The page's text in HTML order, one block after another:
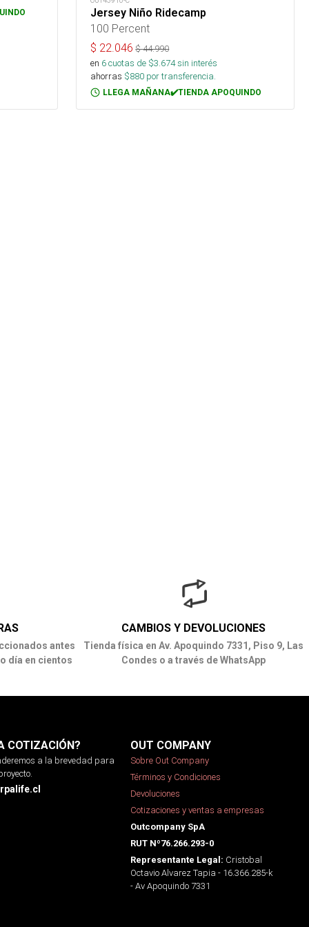
Jersey Niño Ridecamp
100 Percent
$ 22.046 $44.990
en 6cuotas de $3.674sin interés
ahorras $880 por transferencia.
LLEGA MAÑANA✔️TIENDA APOQUINDO
antes
día en cientos
CAMBIOS Y DEVOLUCIONES
Tienda física en Av. Apoquindo 7331, Piso 9, Las
Condes o a través de WhatsApp
COTIZACIÓN?
a la brevedad para
OUT COMPANY
Sobre Out Company
Términos y Condiciones
Devoluciones
Cotizaciones y ventas a empresas
Outcompany SpA
RUT Nº76.266.293-0
Representante Legal: Cristobal
Octavio Alvarez Tapia - 16.366.285-k
- Av Apoquindo 7331